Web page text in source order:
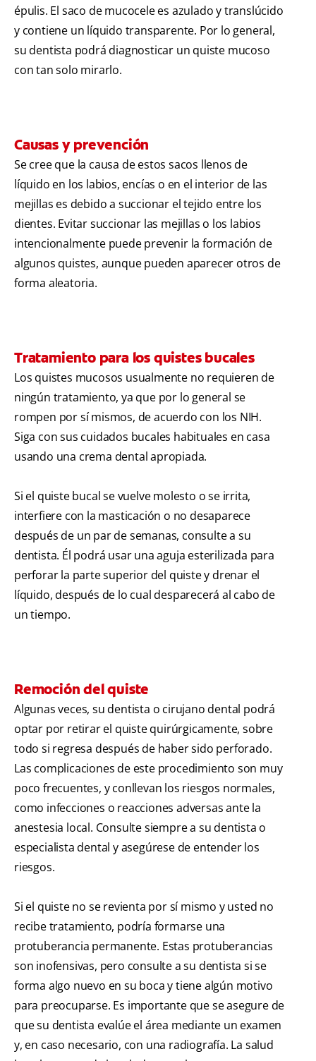
épulis. El saco de mucocele es azulado y translúcido
y contiene un líquido transparente. Por lo general,
su dentista podrá diagnosticar un quiste mucoso
con tan solo mirarlo.
Causas y prevención
Se cree que la causa de estos sacos llenos de
líquido en los labios, encías o en el interior de las
mejillas es debido a succionar el tejido entre los
dientes. Evitar succionar las mejillas o los labios
intencionalmente puede prevenir la formación de
algunos quistes, aunque pueden aparecer otros de
forma aleatoria.
Tratamiento para los quistes bucales
Los quistes mucosos usualmente no requieren de
ningún tratamiento, ya que por lo general se
rompen por sí mismos, de acuerdo con los NIH.
Siga con sus cuidados bucales habituales en casa
usando una crema dental apropiada.
Si el quiste bucal se vuelve molesto o se irrita,
interfiere con la masticación o no desaparece
después de un par de semanas, consulte a su
dentista. Él podrá usar una aguja esterilizada para
perforar la parte superior del quiste y drenar el
líquido, después de lo cual desparecerá al cabo de
un tiempo.
Remoción del quiste
Algunas veces, su dentista o cirujano dental podrá
optar por retirar el quiste quirúrgicamente, sobre
todo si regresa después de haber sido perforado.
Las complicaciones de este procedimiento son muy
poco frecuentes, y conllevan los riesgos normales,
como infecciones o reacciones adversas ante la
anestesia local. Consulte siempre a su dentista o
especialista dental y asegúrese de entender los
riesgos.
Si el quiste no se revienta por sí mismo y usted no
recibe tratamiento, podría formarse una
protuberancia permanente. Estas protuberancias
son inofensivas, pero consulte a su dentista si se
forma algo nuevo en su boca y tiene algún motivo
para preocuparse. Es importante que se asegure de
que su dentista evalúe el área mediante un examen
y, en caso necesario, con una radiografía. La salud